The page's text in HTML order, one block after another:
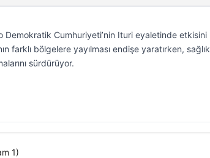
Demokratik Cumhuriyeti’nin Ituri eyaletinde etkisini
farklı bölgelere yayılması endişe yaratırken,
sürdürüyor.
1)